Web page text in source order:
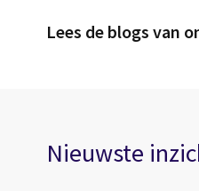
Lees de blogs van
Nieuwste